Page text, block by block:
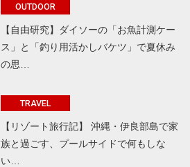
OUTDOOR
【自由研究】ダイソーの「お魚計測ケー
ス」と「釣り用活かしバケツ」で夏休み
の思…
TRAVEL
【リゾート旅行記】 沖縄・伊良部島で家
族と過ごす、プールサイドで何もしな
い…